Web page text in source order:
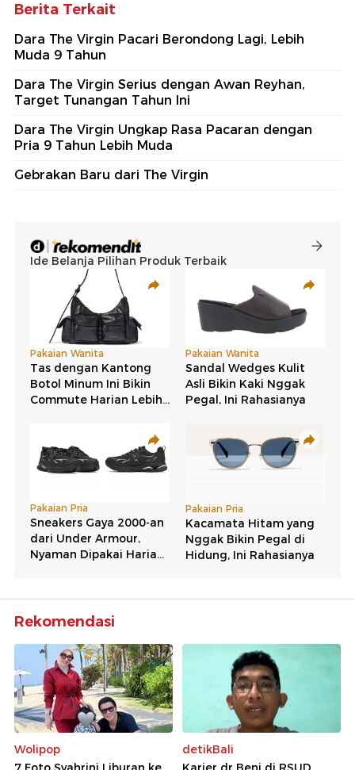
Berita Terkait
Dara The Virgin Pacari Berondong Lagi, Lebih
Muda 9 Tahun
Dara The Virgin Serius dengan Awan Reyhan,
Target Tunangan Tahun Ini
Dara The Virgin Ungkap Rasa Pacaran dengan
Pria 9 Tahun Lebih Muda
Gebrakan Baru dari The Virgin
Rekomendasi
Wolipop
detikBali